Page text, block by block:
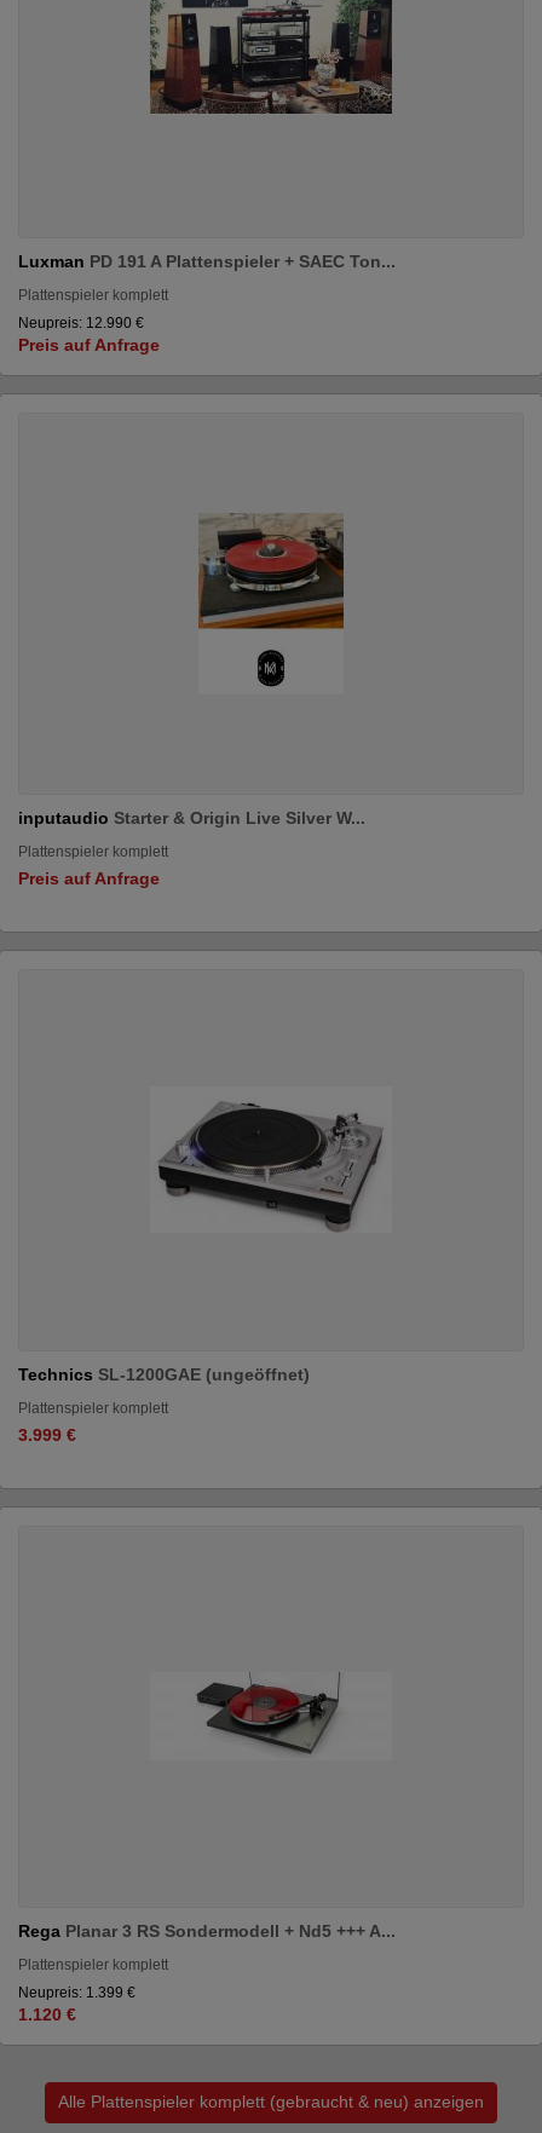
Luxman PD 191 A Plattenspieler + SAEC Ton...
Plattenspieler komplett
Neupreis: 12.990 €
Preis auf Anfrage
inputaudio Starter & Origin Live Silver W...
Plattenspieler komplett
Preis auf Anfrage
Technics SL-1200GAE (ungeöffnet)
Plattenspieler komplett
3.999 €
Rega Planar 3 RS Sondermodell + Nd5 +++ A...
Plattenspieler komplett
Neupreis: 1.399 €
1.120 €
Alle Plattenspieler komplett (gebraucht & neu) anzeigen